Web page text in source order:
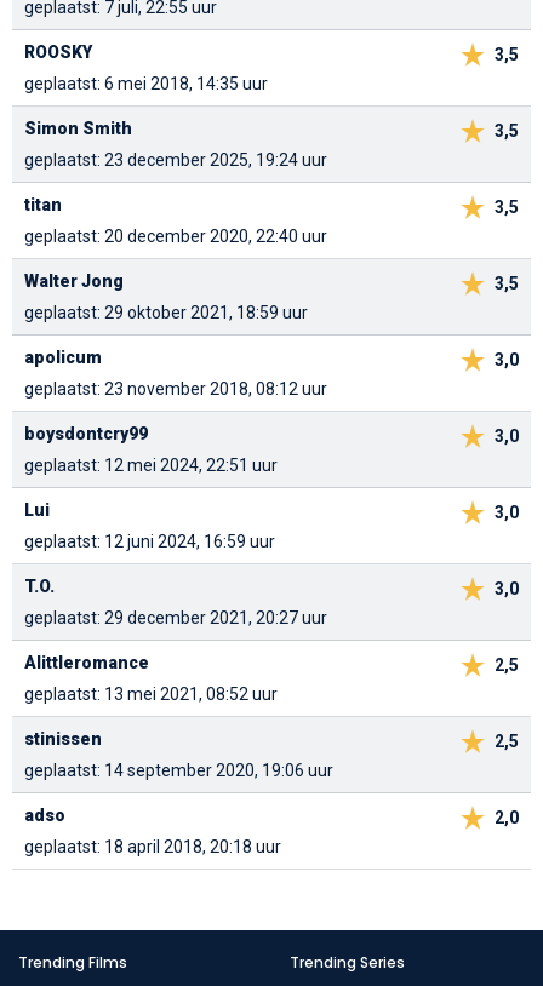
geplaatst: 7 juli, 22:55 uur
3,5
ROOSKY
geplaatst: 6 mei 2018, 14:35 uur
3,5
Simon Smith
geplaatst: 23 december 2025, 19:24 uur
3,5
titan
geplaatst: 20 december 2020, 22:40 uur
3,5
Walter Jong
geplaatst: 29 oktober 2021, 18:59 uur
3,0
apolicum
geplaatst: 23 november 2018, 08:12 uur
3,0
boysdontcry99
geplaatst: 12 mei 2024, 22:51 uur
3,0
Lui
geplaatst: 12 juni 2024, 16:59 uur
3,0
T.O.
geplaatst: 29 december 2021, 20:27 uur
2,5
Alittleromance
geplaatst: 13 mei 2021, 08:52 uur
2,5
stinissen
geplaatst: 14 september 2020, 19:06 uur
2,0
adso
geplaatst: 18 april 2018, 20:18 uur
Trending Films Trending Series